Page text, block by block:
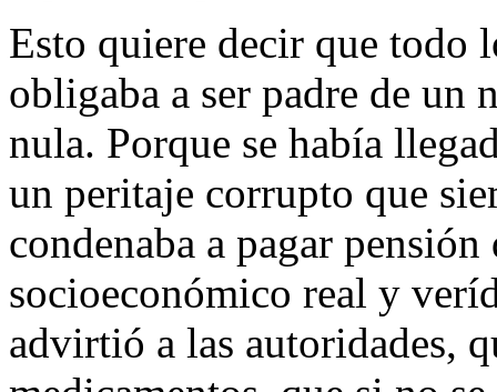
Esto quiere decir que todo
obligaba a ser padre de un
nula. Porque se había
un peritaje corrupto que
condenaba a pagar
socioeconómico real y
advirtió a las autoridades,